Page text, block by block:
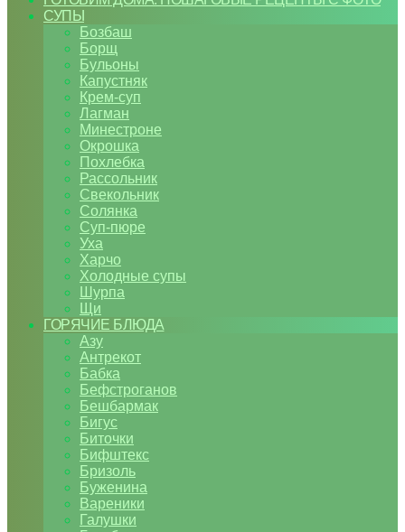
СУПЫ
Бозбаш
Борщ
Бульоны
Капустняк
Крем-суп
Лагман
Минестроне
Окрошка
Похлебка
Рассольник
Свекольник
Солянка
Суп-пюре
Уха
Харчо
Холодные супы
Шурпа
Щи
ГОРЯЧИЕ БЛЮДА
Азу
Антрекот
Бабка
Бефстроганов
Бешбармак
Бигус
Биточки
Бифштекс
Бризоль
Буженина
Вареники
Галушки